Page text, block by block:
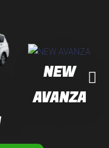
NEW
AVANZA